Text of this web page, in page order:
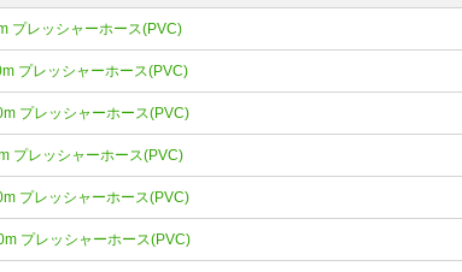
プレッシャーホース(PVC)
プレッシャーホース(PVC)
プレッシャーホース(PVC)
プレッシャーホース(PVC)
プレッシャーホース(PVC)
プレッシャーホース(PVC)